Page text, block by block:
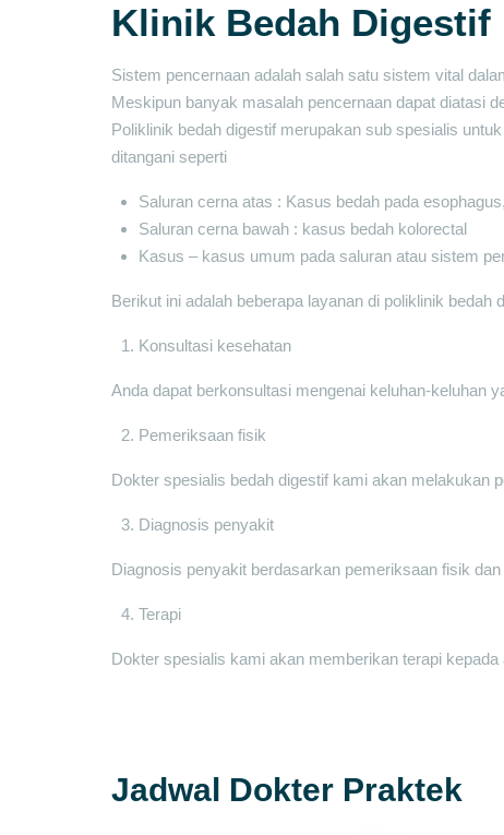
Klinik Bedah Digestif
Sistem pencernaan adalah salah satu sistem vital
Meskipun banyak masalah pencernaan dapat diatasi
Poliklinik bedah digestif merupakan sub spesialis
ditangani seperti
Saluran cerna atas : Kasus bedah pada
Saluran cerna bawah : kasus bedah kolorectal
Kasus – kasus umum pada saluran atau sistem
Berikut ini adalah beberapa layanan di poliklinik bedah
Konsultasi kesehatan
Anda dapat berkonsultasi mengenai keluhan-keluhan
Pemeriksaan fisik
Dokter spesialis bedah digestif kami akan melakukan
Diagnosis penyakit
Diagnosis penyakit berdasarkan pemeriksaan fisik
Terapi
Dokter spesialis kami akan memberikan terapi
Jadwal Dokter Praktek